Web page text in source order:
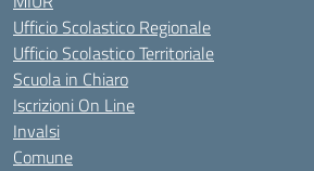
Ufficio Scolastico Regionale
Ufficio Scolastico Territoriale
Scuola in Chiaro
Iscrizioni On Line
Invalsi
Comune